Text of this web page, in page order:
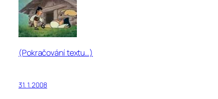
(Pokračování textu…)
31. 1. 2008